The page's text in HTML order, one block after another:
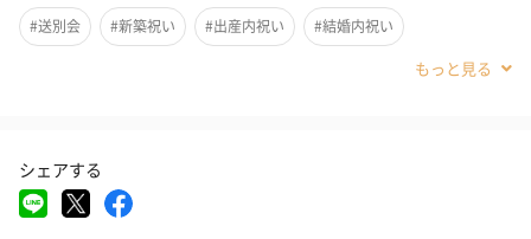
れるフラワーフレームです。
【名前】アルファベット10字以内 or 日本語7文字
【メッセージ】アルファベット15字以内 or 日本語10文字
-----------------------------------------------------------------------
#送別会 #新築祝い #出産内祝い #結婚内祝い
#喜寿祝い
#お祝い
#お中元 #誕生日
シェアする